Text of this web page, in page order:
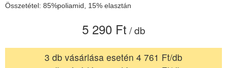
Összetétel: 85%poliamid, 15% elasztán
5 290 Ft / db
3 db vásárlása esetén 4 761 Ft/db